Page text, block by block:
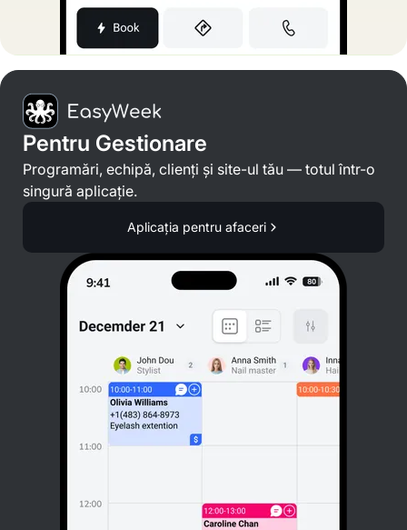
Pentru Gestionare
Programări, echipă, clienți și site-ul tău — totul într-o
singură aplicație.
Aplicația pentru afaceri